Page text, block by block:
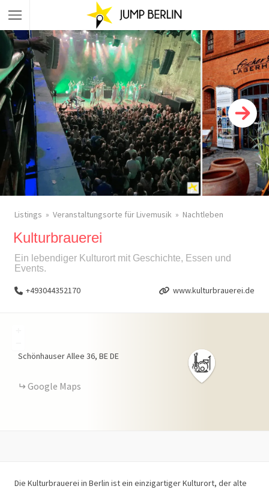
Listings Veranstaltungsorte für Livemusik Nachtleben
Kulturbrauerei
Ein lebendiger Kulturort mit Geschichte, Essen und
Events.
+493044352170 www.kulturbrauerei.de
Schönhauser Allee 36 BEDE
Google Maps
Die Kulturbrauerei in Berlin ist ein einzigartiger Kulturort, der alte